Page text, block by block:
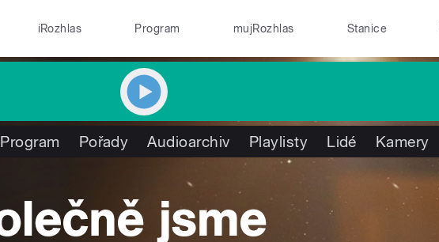
iRozhlas Program mujRozhlas Stanice
Program Pořady Audioarchiv Playlisty Lidé Kamery